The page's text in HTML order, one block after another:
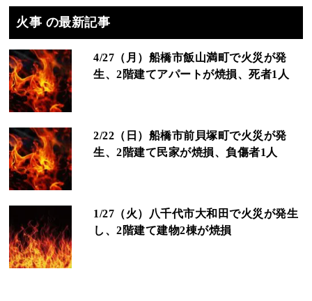
火事 の最新記事
4/27（月）船橋市飯山満町で火災が発
生、2階建てアパートが焼損、死者1人
2/22（日）船橋市前貝塚町で火災が発
生、2階建て民家が焼損、負傷者1人
1/27（火）八千代市大和田で火災が発生
し、2階建て建物2棟が焼損